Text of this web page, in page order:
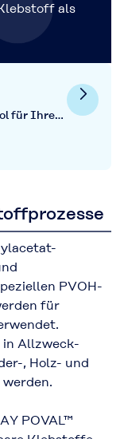
als
für Ihre
PVOH-
für
in Allzweck-
, Holz- und
POVAL™